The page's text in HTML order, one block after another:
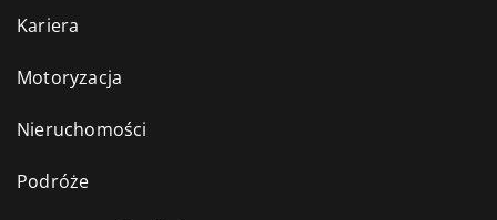
Kariera
Motoryzacja
Nieruchomości
Podróże